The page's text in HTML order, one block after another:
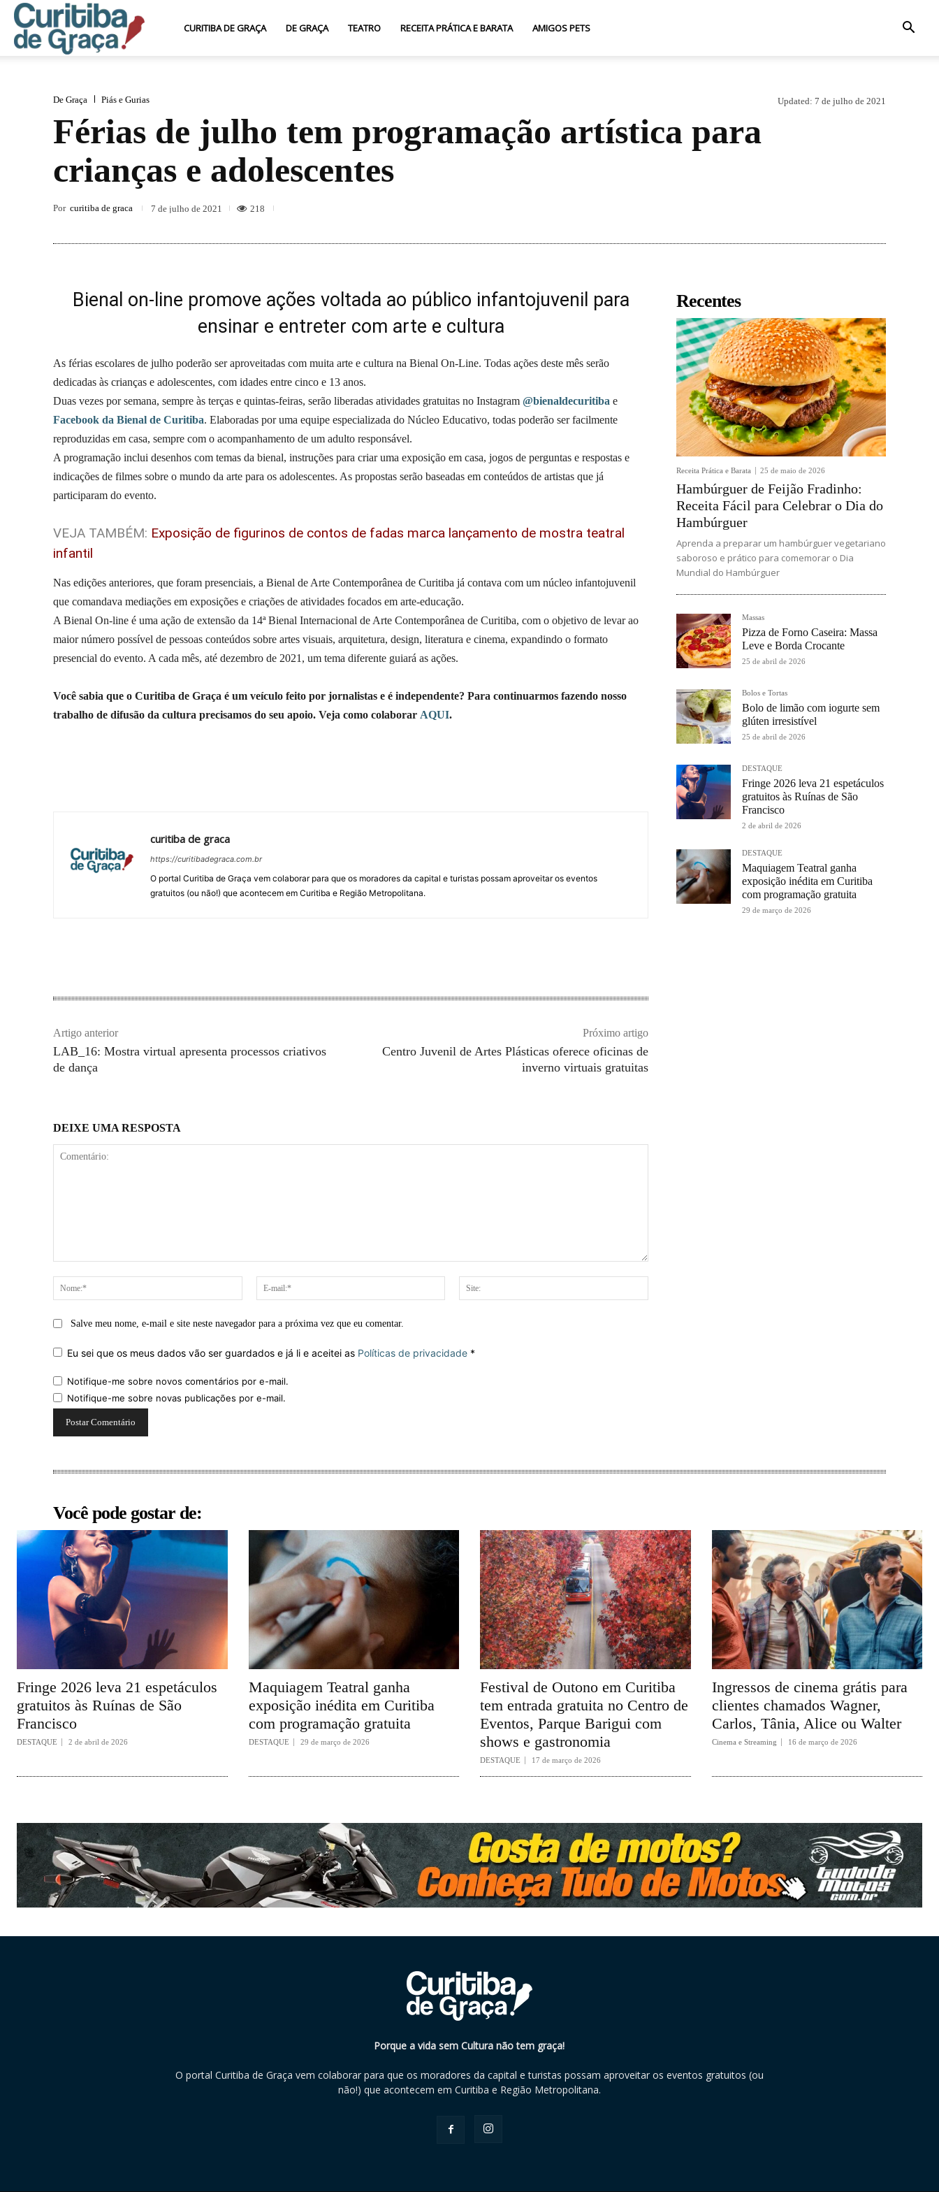
Curitiba
Graça
CURITIBA DE GRAÇA DE GRAÇA TEATRO RECEITA PRÁTICA E BARATA AMIGOS PETS
De Graça Piás e Gurias Updated: 7 de julho de 2021
Férias de julho tem programação artística para
crianças e adolescentes
Por curitiba de graca 7 de julho de 2021 218
Bienal on-line promove ações voltada ao público infantojuvenil para
ensinar e entreter com arte e cultura
As férias escolares de julho poderão ser aproveitadas com muita arte e cultura na Bienal On-Line. Todas ações deste mês serão
dedicadas às crianças e adolescentes, com idades entre cinco e 13 anos.
Duas vezes por semana, sempre às terças e quintas-feiras, serão liberadas atividades gratuitas no Instagram @bienaldecuritiba e
Facebook da Bienal de Curitiba. Elaboradas por uma equipe especializada do Núcleo Educativo, todas poderão ser facilmente
reproduzidas em casa, sempre com o acompanhamento de um adulto responsável.
A programação inclui desenhos com temas da bienal, instruções para criar uma exposição em casa, jogos de perguntas e respostas e
indicações de filmes sobre o mundo da arte para os adolescentes. As propostas serão baseadas em conteúdos de artistas que já
participaram do evento.
VEJA TAMBÉM: Exposição de figurinos de contos de fadas marca lançamento de mostra teatral
infantil
Nas edições anteriores, que foram presenciais, a Bienal de Arte Contemporânea de Curitiba já contava com um núcleo infantojuvenil
que comandava mediações em exposições e criações de atividades focados em arte-educação.
A Bienal On-line é uma ação de extensão da 14ª Bienal Internacional de Arte Contemporânea de Curitiba, com o objetivo de levar ao
maior número possível de pessoas conteúdos sobre artes visuais, arquitetura, design, literatura e cinema, expandindo o formato
presencial do evento. A cada mês, até dezembro de 2021, um tema diferente guiará as ações.
Você sabia que o Curitiba de Graça é um veículo feito por jornalistas e é independente? Para continuarmos fazendo nosso
trabalho de difusão da cultura precisamos do seu apoio. Veja como colaborar AQUI.
curitiba de graca
https://curitibadegraca.com.br
O portal Curitiba de Graça vem colaborar para que os moradores da capital e turistas possam aproveitar os eventos
gratuitos (ou não!) que acontecem em Curitiba e Região Metropolitana.
Artigo anterior
LAB_16: Mostra virtual apresenta processos criativos
de dança
Próximo artigo
Centro Juvenil de Artes Plásticas oferece oficinas de
inverno virtuais gratuitas
DEIXE UMA RESPOSTA
Nome:*
mail:*
Salve meu nome, e-mail e site neste navegador para a próxima vez que eu comentar.
Eu sei que os meus dados vão ser guardados e já li e aceitei as Políticas de privacidade *
Notifique-me sobre novos comentários por e-mail.
Notifique-me sobre novas publicações por e-mail.
Recentes
Receita Prática e Barata 25 de maio de 2026
Hambúrguer de Feijão Fradinho:
Receita Fácil para Celebrar o Dia do
Hambúrguer
Aprenda a preparar um hambúrguer vegetariano
saboroso e prático para comemorar o Dia
Mundial do Hambúrguer
Massas
Pizza de Forno Caseira: Massa
Leve e Borda Crocante
25 de abril de 2026
Bolos e Tortas
Bolo de limão com iogurte sem
glúten irresistível
25 de abril de 2026
DESTAQUE
Fringe 2026 leva 21 espetáculos
gratuitos às Ruínas de São
Francisco
2 de abril de 2026
DESTAQUE
Maquiagem Teatral ganha
exposição inédita em Curitiba
com programação gratuita
29 de março de 2026
Você pode gostar de:
Fringe 2026 leva 21 espetáculos
gratuitos às Ruínas de São
Francisco
DESTAQUE 2 de abril de 2026
Maquiagem Teatral ganha
exposição inédita em Curitiba
com programação gratuita
DESTAQUE 29 de março de 2026
Festival de Outono em Curitiba
tem entrada gratuita no Centro de
Eventos, Parque Barigui com
shows e gastronomia
DESTAQUE 17 de março de 2026
Ingressos de cinema grátis para
clientes chamados Wagner,
Carlos, Tânia, Alice ou Walter
Cinema e Streaming 16 de março de 2026
Porque a vida sem Cultura não tem graça!
O portal Curitiba de Graça vem colaborar para que os moradores da capital e turistas possam aproveitar os eventos gratuitos (ou
não!) que acontecem em Curitiba e Região Metropolitana.